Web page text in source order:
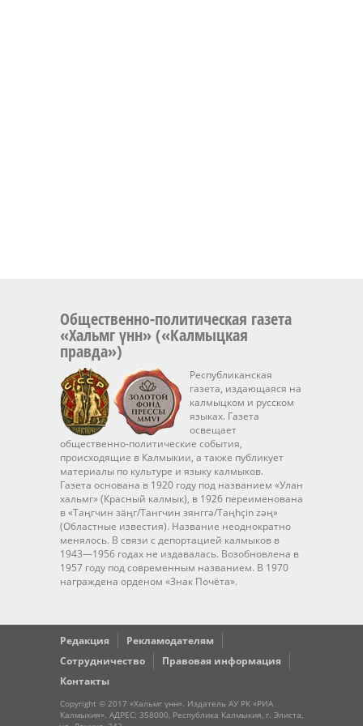
Общественно-политическая газета
«Хальмг үнн» («Калмыцкая
правда»)
Республиканская
газета, издающаяся на
калмыцком и русском
языках. Газета
освещает
общественно-политические события,
происходящие в Калмыкии, а также публикует
материалы по культуре и языку калмыков.
Газета основана в 1920 году под названием «Улан
хальмг» (Красный калмык), в 1926 переименована
в «Таңгчин зäңг/Тангчин зянггә/Taңhçin zәң»
(Областные известия). Название неоднократно
менялось. В связи с депортацией калмыков в
1943—1956 годах не издавалась. Возобновлена в
1957 году под современным названием. В 1970
награждена орденом «Знак Почёта».
Редакция
Рекламодателям
Сотрудничество
Правовая информация
Контакты
Copyright © 2017 «Хальмг үнн». Издатель АУ РК «РИА
Калмыкия». АДРЕС: 358000, Республика Калмыкия, г. Элиста,